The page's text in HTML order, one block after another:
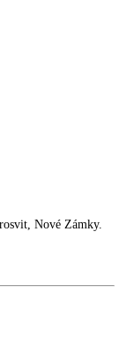
Nové Zámky.